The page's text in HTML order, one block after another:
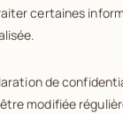
certaines
de
modifiée